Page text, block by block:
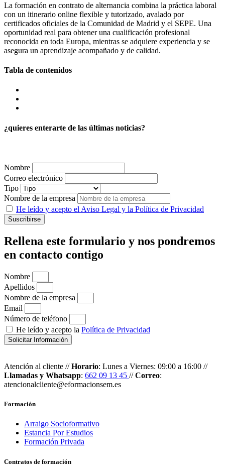
La formación en contrato de alternancia combina la práctica laboral
con un itinerario online flexible y tutorizado, avalado por
certificados oficiales de la Comunidad de Madrid y el SEPE. Una
oportunidad real para obtener una cualificación profesional
reconocida en toda Europa, mientras se adquiere experiencia y se
asegura un aprendizaje acompañado y de calidad.
Tabla de contenidos
¿quieres enterarte de las últimas noticias?
Nombre
Correo electrónico
Tipo
Nombre de la empresa
He leído y acepto el Aviso Legal y la Política de Privacidad
Rellena este formulario y nos pondremos
en contacto contigo
Nombre
Apellidos
Nombre de la empresa
Email
Número de teléfono
He leído y acepto la Política de Privacidad
Solicitar Información
Atención al cliente //Horario: Lunes a Viernes: 09:00 a 16:00 //
Llamadas y Whatsapp: 662 09 13 45 //Correo:
atencionalcliente@eformacionsem.es
Formación
Arraigo Socioformativo
Estancia Por Estudios
Formación Privada
Contratos de formación